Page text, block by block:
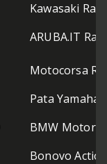
Kawasaki
ARUBA.IT
Motocorsa
Pata Yamaha
BMW
Bonovo